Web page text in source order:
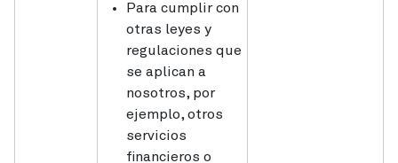
Para cumplir con
otras leyes y
regulaciones que
se aplican a
nosotros, por
ejemplo, otros
servicios
financieros o